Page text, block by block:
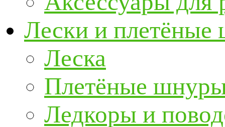
Лески и
Леска
Плетёные
Ледкоры и